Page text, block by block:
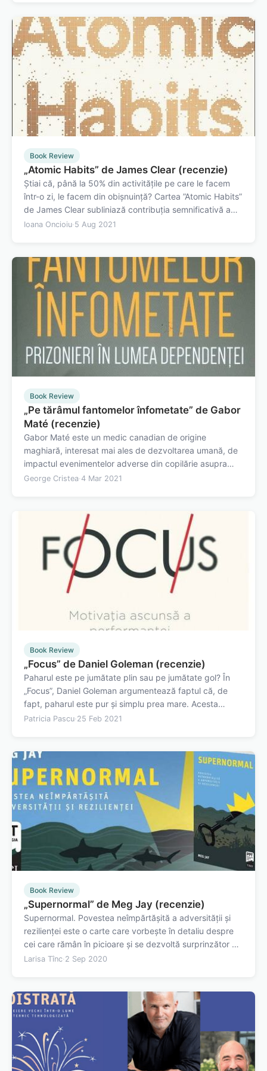
Book Review
„Atomic Habits” de James Clear (recenzie)
Știai că, până la 50% din activitățile pe care le facem
într-o zi, le facem din obișnuință? Cartea ”Atomic Habits”
de James Clear subliniază contribuția semnificativă a
acestor obiceiuri la starea de bine a fiecăruia, modul în
Ioana Oncioiu· 5 Aug 2021
Book Review
„Pe tărâmul fantomelor înfometate” de Gabor
Maté (recenzie)
Gabor Maté este un medic canadian de origine
maghiară, interesat mai ales de dezvoltarea umană, de
impactul evenimentelor adverse din copilărie asupra
dezvoltării, de rolul emoțiilor și al stresului în boli fizice și
George Cristea·4 Mar 2021
Book Review
„Focus” de Daniel Goleman (recenzie)
Paharul este pe jumătate plin sau pe jumătate gol? În
„Focus”, Daniel Goleman argumentează faptul că, de
fapt, paharul este pur și simplu prea mare. Acesta
dezvoltă ideea conform căreia suntem obișnuiți să
Patricia Pascu· 25 Feb 2021
Book Review
„Supernormal” de Meg Jay (recenzie)
Supernormal. Povestea neîmpărtășită a adversității și
rezilienței este o carte care vorbește în detaliu despre
cei care rămân în picioare și se dezvoltă surprinzător de
frumos în urma dificultăților prin care au trecut în
Larisa Tînc· 2 Sep 2020